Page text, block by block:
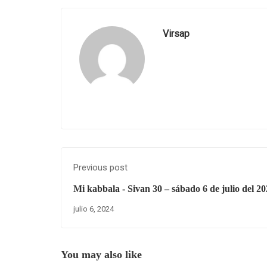
Virsap
Previous post
Mi kabbala - Sivan 30 – sábado 6 de julio del
julio 6, 2024
You may also like